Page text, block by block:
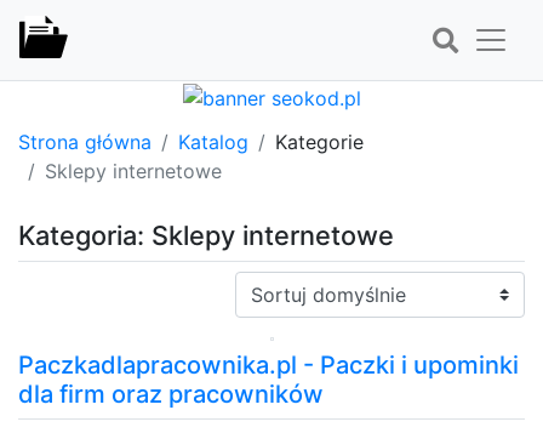
Strona główna Katalog
Kategorie
Sklepy internetowe
Kategoria: Sklepy internetowe
Sortuj:
Paczkadlapracownika.pl - Paczki i upominki
dla firm oraz pracowników